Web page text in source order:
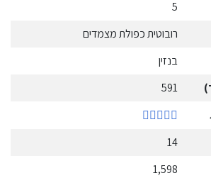
5
רובוטית כפולת מצמדים
בנזין
591
14
1,598